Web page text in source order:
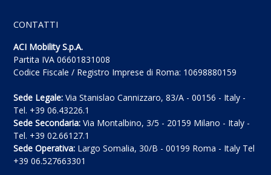
CONTATTI
ACI Mobility S.p.A.
Partita IVA 06601831008
Codice Fiscale / Registro Imprese di Roma: 10698880159
Sede Legale: Via Stanislao Cannizzaro, 83/A - 00156 - Italy -
Tel. +39 06.43226.1
Sede Secondaria: Via Montalbino, 3/5 - 20159 Milano - Italy -
Tel. +39 02.66127.1
Sede Operativa: Largo Somalia, 30/B - 00199 Roma - Italy Tel
+39 06.527663301